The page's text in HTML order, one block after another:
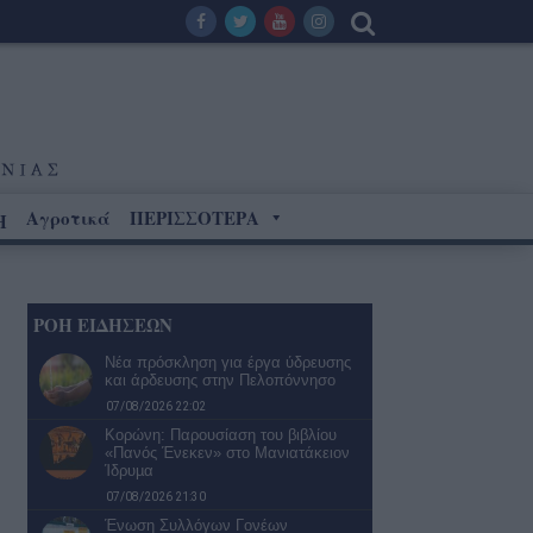
Αγροτικά ΠΕΡΙΣΣΟΤΕΡΑ
ΡΟΗ ΕΙΔΗΣΕΩΝ
Νέα πρόσκληση για έργα ύδρευσης
και άρδευσης στην Πελοπόννησο
07/08/2026 22:02
Κορώνη: Παρουσίαση του βιβλίου
«Πανός Ένεκεν» στο Μανιατάκειον
Ίδρυµα
07/08/2026 21:30
Ένωση Συλλόγων Γονέων